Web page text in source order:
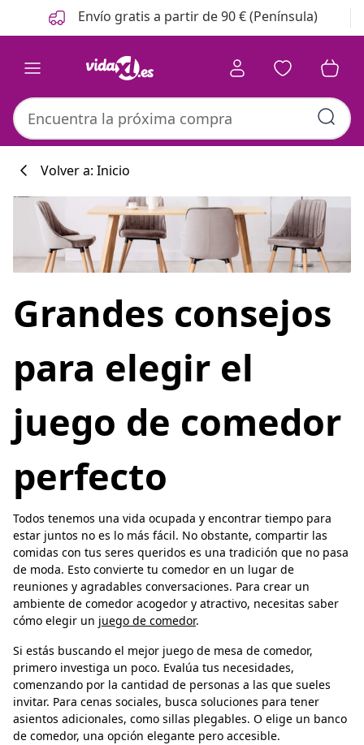
Anterior
Siguiente Envío gratis a partir de 90 € (Península)
#sharemevidaxl
Colección de
Volver a: Inicio
Grandes consejos
para elegir el
juego de comedor
perfecto
Todos tenemos una vida ocupada y encontrar tiempo para
estar juntos no es lo más fácil. No obstante, compartir las
comidas con tus seres queridos es una tradición que no pasa
de moda. Esto convierte tu comedor en un lugar de
reuniones y agradables conversaciones. Para crear un
ambiente de comedor acogedor y atractivo, necesitas saber
cómo elegir un juego de comedor.
Si estás buscando el mejor juego de mesa de comedor,
primero investiga un poco. Evalúa tus necesidades,
comenzando por la cantidad de personas a las que sueles
invitar. Para cenas sociales, busca soluciones para tener
asientos adicionales, como sillas plegables. O elige un banco
de comedor, una opción elegante pero accesible.